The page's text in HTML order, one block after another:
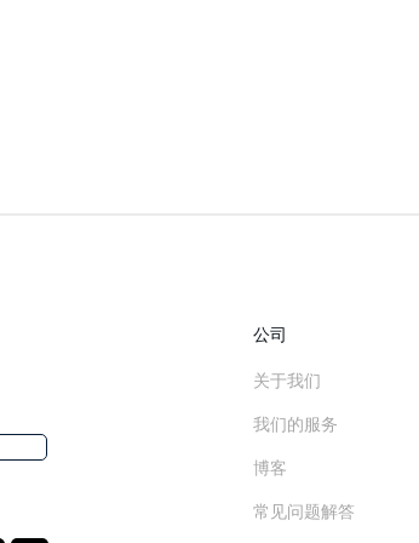
公司
关于我们
我们的服务
博客
常见问题解答